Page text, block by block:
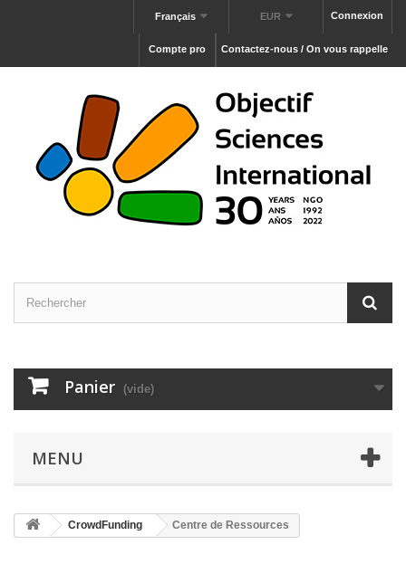
Connexion
EUR
Français
Contactez-nous / On vous rappelle
Compte pro
Panier (vide)
MENU
CrowdFunding Centre de Ressources